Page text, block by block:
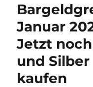
Januar
Jetzt
und
kaufen